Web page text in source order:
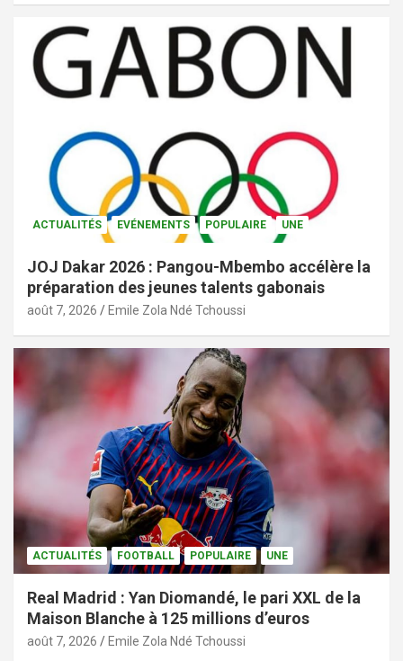
ACTUALITÉS EVÉNEMENTS POPULAIRE UNE
JOJ Dakar 2026 : Pangou-Mbembo accélère la
préparation des jeunes talents gabonais
août 7, 2026 Emile Zola Ndé Tchoussi
ACTUALITÉS FOOTBALL POPULAIRE UNE
Real Madrid : Yan Diomandé, le pari XXL de la
Maison Blanche à 125 millions d’euros
août 7, 2026 Emile Zola Ndé Tchoussi